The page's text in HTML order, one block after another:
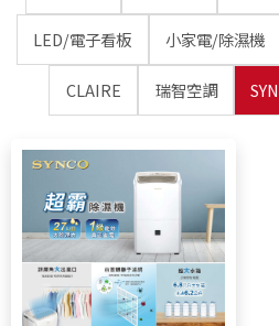
LED/電子看板 小家電/除濕機
CLAIRE 瑞智空調